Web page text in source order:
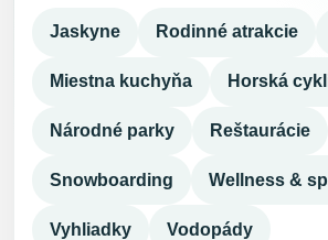
Jaskyne Rodinné atrakcie
Miestna kuchyňa Horská
Národné parky Reštaurácie
Snowboarding Wellness &
Vyhliadky Vodopády